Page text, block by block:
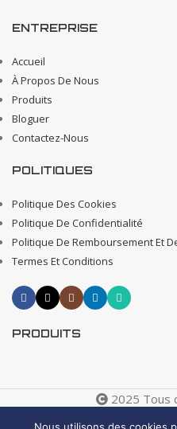
ENTREPRISE
Accueil
À Propos De Nous
Produits
Bloguer
Contactez-Nous
POLITIQUES
Politique Des Cookies
Politique De Confidentialité
Politique De Remboursement Et
Termes Et Conditions
PRODUITS
2025 Tous